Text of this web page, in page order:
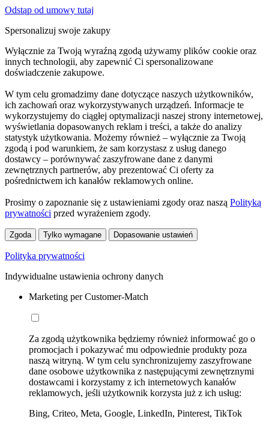
Odstąp od umowy tutaj
Spersonalizuj swoje zakupy
Wyłącznie za Twoją wyraźną zgodą używamy plików cookie oraz
innych technologii, aby zapewnić Ci spersonalizowane
doświadczenie zakupowe.
W tym celu gromadzimy dane dotyczące naszych użytkowników,
ich zachowań oraz wykorzystywanych urządzeń. Informacje te
wykorzystujemy do ciągłej optymalizacji naszej strony internetowej,
wyświetlania dopasowanych reklam i treści, a także do analizy
statystyk użytkowania. Możemy również – wyłącznie za Twoją
zgodą i pod warunkiem, że sam korzystasz z usług danego
dostawcy – porównywać zaszyfrowane dane z danymi
zewnętrznych partnerów, aby prezentować Ci oferty za
pośrednictwem ich kanałów reklamowych online.
Prosimy o zapoznanie się z ustawieniami zgody oraz naszą Polityką
prywatności przed wyrażeniem zgody.
Zgoda Tylko wymagane Dopasowanie ustawień
Polityka prywatności
Indywidualne ustawienia ochrony danych
Marketing per Customer-Match
Za zgodą użytkownika będziemy również informować go o
promocjach i pokazywać mu odpowiednie produkty poza
naszą witryną. W tym celu synchronizujemy zaszyfrowane
dane osobowe użytkownika z następującymi zewnętrznymi
dostawcami i korzystamy z ich internetowych kanałów
reklamowych, jeśli użytkownik korzysta już z ich usług:
Bing, Criteo, Meta, Google, LinkedIn, Pinterest, TikTok